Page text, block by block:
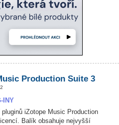
Production Suite 3
INY
iZotope Music Production
Balík obsahuje nejvyšší